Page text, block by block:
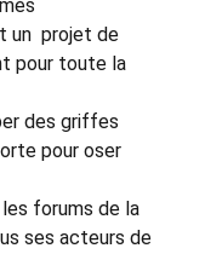
un projet de
pour toute la
des griffes
pour oser
forums de la
ses acteurs de